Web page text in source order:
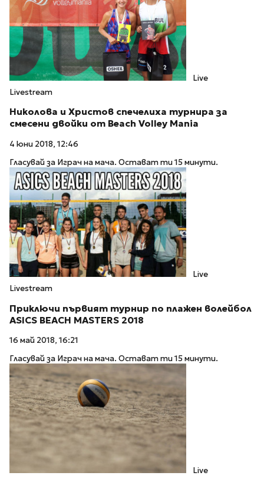
Live
Livestream
Николова и Христов спечелиха турнира за
смесени двойки от Beach Volley Mania
4 юни 2018, 12:46
Гласувай за Играч на мача. Остават ти 15 минути.
Live
Livestream
Приключи първият турнир по плажен волейбол
ASICS BEACH MASTERS 2018
16 май 2018, 16:21
Гласувай за Играч на мача. Остават ти 15 минути.
Live